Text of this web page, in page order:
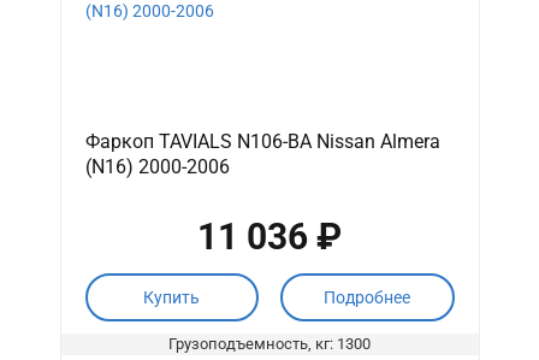
Фаркоп TAVIALS N106-BA Nissan Almera
(N16) 2000-2006
11 036 ₽
Купить Подробнее
Грузоподъемность, кг: 1300